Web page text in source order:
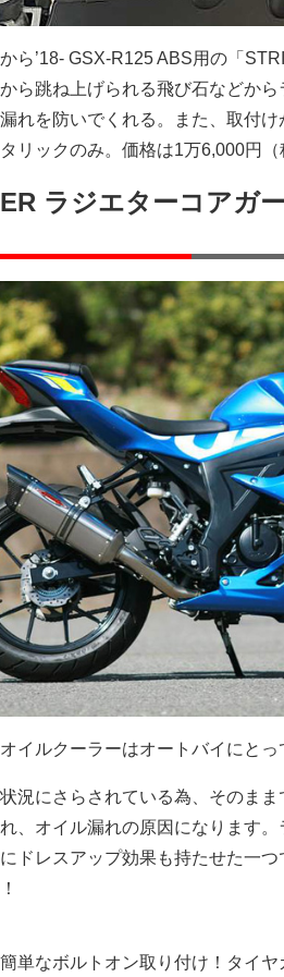
ら’18- GSX-R125 ABS用の「
ら跳ね上げられる飛び石などか
れを防いでくれる。また、取付
リックのみ。価格は1万6,000円（
ラジエターコアガ
イルクーラーはオートバイにと
況にさらされている為、そのま
、オイル漏れの原因になります
ドレスアップ効果も持たせた一
単なボルトオン取り付け！タイ